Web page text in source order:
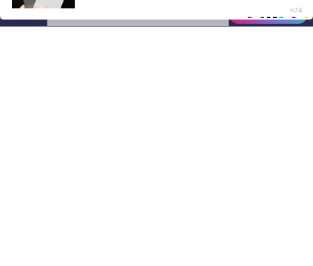
01/07